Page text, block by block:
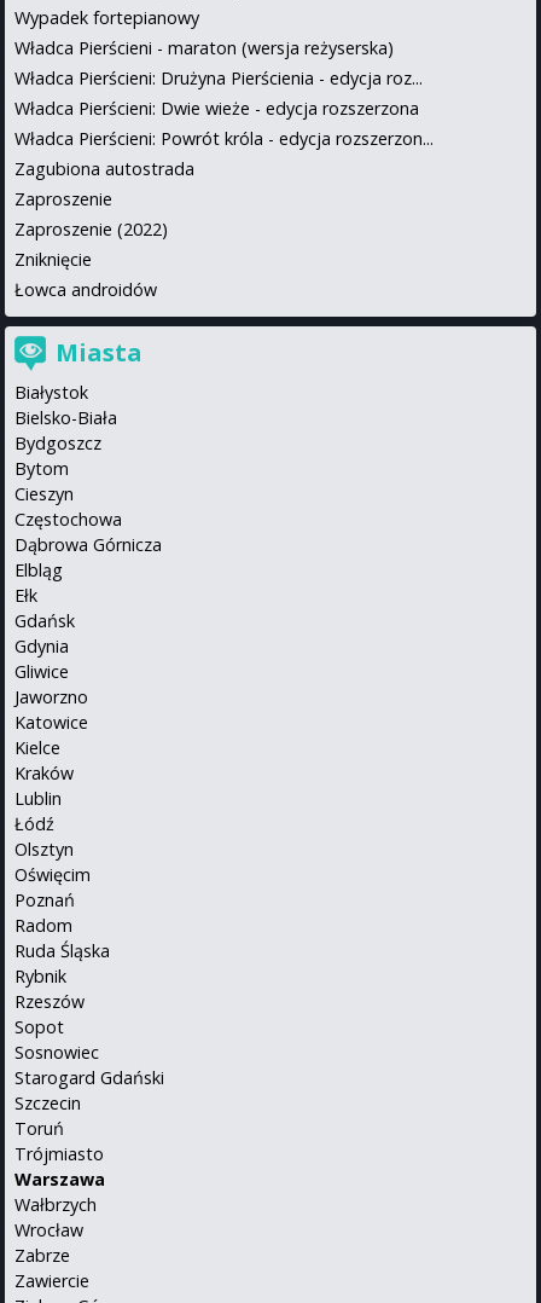
Wypadek fortepianowy
Władca Pierścieni - maraton (wersja reżyserska)
Władca Pierścieni: Drużyna Pierścienia - edycja roz...
Władca Pierścieni: Dwie wieże - edycja rozszerzona
Władca Pierścieni: Powrót króla - edycja rozszerzon...
Zagubiona autostrada
Zaproszenie
Zaproszenie (2022)
Zniknięcie
Łowca androidów
Miasta
Białystok
Bielsko-Biała
Bydgoszcz
Bytom
Cieszyn
Częstochowa
Dąbrowa Górnicza
Elbląg
Ełk
Gdańsk
Gdynia
Gliwice
Jaworzno
Katowice
Kielce
Kraków
Lublin
Łódź
Olsztyn
Oświęcim
Poznań
Radom
Ruda Śląska
Rybnik
Rzeszów
Sopot
Sosnowiec
Starogard Gdański
Szczecin
Toruń
Trójmiasto
Warszawa
Wałbrzych
Wrocław
Zabrze
Zawiercie